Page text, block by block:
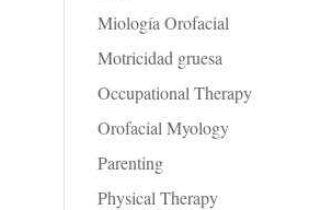
Miología Orofacial
Motricidad gruesa
Occupational Therapy
Orofacial Myology
Parenting
Physical Therapy